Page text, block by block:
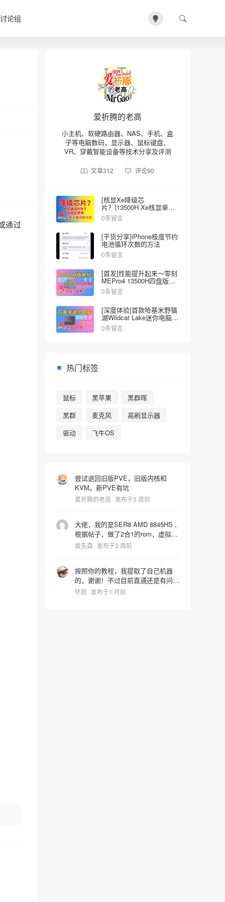
论组
通过
爱折腾的老高
小主机、软硬路由器、NAS、手机、盒
子等电脑数码，显示器、鼠标键盘、
VR、穿戴智能设备等技术分享及评测
文章312 评论90
[核显Xe降级芯
片？]13500H Xe核显单双
内存的差异
0条留言
[干货分享]iPhone极度节约
电池循环次数的方法
0条留言
[首发]性能提升起来～零刻
MEPro4 13500H四盘版
NAS深度全面测试
0条留言
[深度体验]首款哈基米野猫
湖Wildcat Lake迷你电脑来
啦～零刻EQI Core3-304
0条留言
热门标签
鼠标 黑苹果
黑群晖
黑群
麦克风
高刷显示器
驱动
飞牛OS
尝试退回旧版PVE，旧版内核和
KVM。新PVE有坑
爱折腾的老高 发布于3 周前
大佬，我的是SER8 AMD 8845HS ,
根据帖子，做了2合1的rom，虚拟机
启动识别镜像时屏幕就卡死了，宿主
0000:65:00.0,pcie=1,x-
vga=1,romfile=8845HS_vbios.rom
hostpci1: 0000:65:00.1 vga: none
侯先森 发布于3 周前
按照你的教程，我提取了自己机器
的，谢谢！不过目前直通还是有问
题，进系统后核显报43代码错误。
怀辰 发布于1 月前